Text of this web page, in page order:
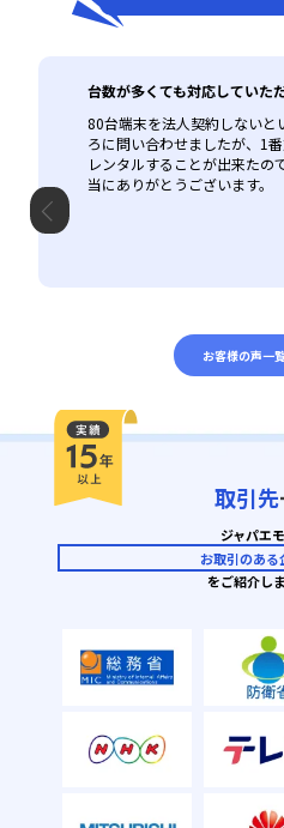
台数が多くても対応していた
80台端末を法人契約しないと
ろに問い合わせましたが、1
レンタルすることが出来たの
当にありがとうございます。
お客様の声一
取引先
ジャパエ
お取引のある
をご紹介しま